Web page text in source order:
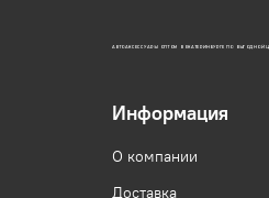
АВТОАКСЕССУАРЫ ОПТОМ В ЕКАТЕРИНБУРГЕ ПО ВЫГОДНОЙ
Информация
О компании
Доставка